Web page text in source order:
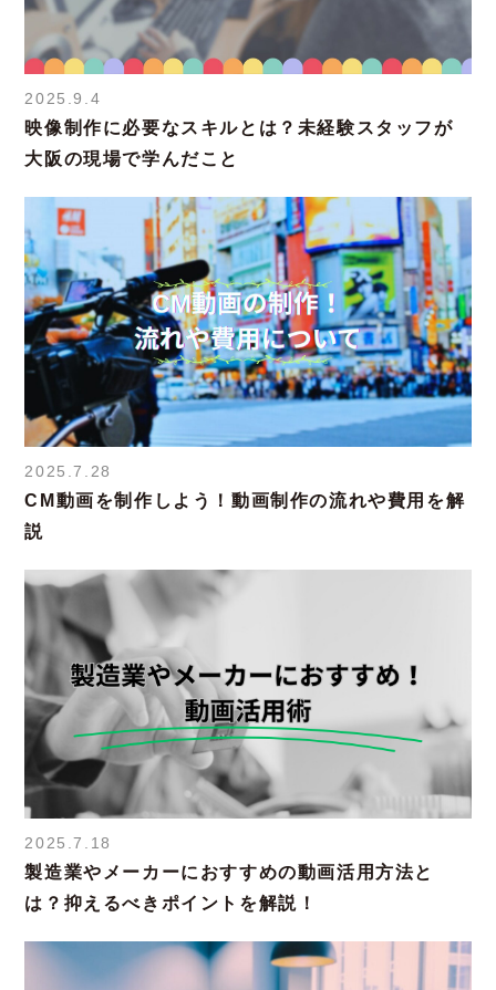
2025.9.4
映像制作に必要なスキルとは？未経験スタッフが
大阪の現場で学んだこと
2025.7.28
CM動画を制作しよう！動画制作の流れや費用を解
説
2025.7.18
製造業やメーカーにおすすめの動画活用方法と
は？抑えるべきポイントを解説！